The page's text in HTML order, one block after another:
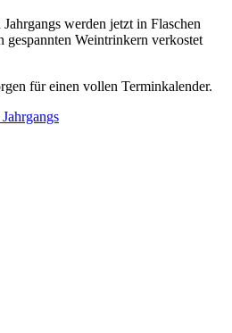
werden jetzt in Flaschen
Weintrinkern verkostet
für einen vollen Terminkalender.